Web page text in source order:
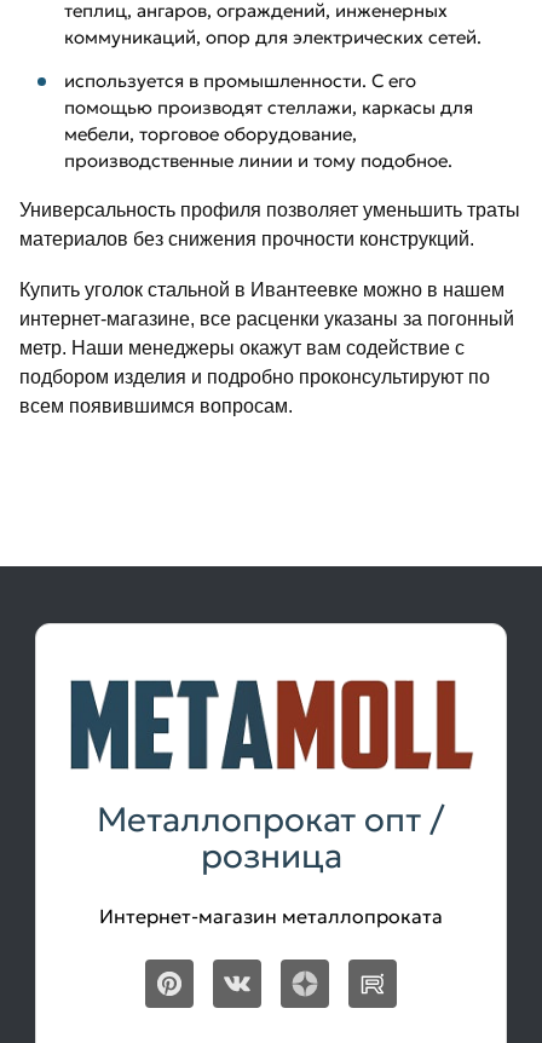
теплиц, ангаров, ограждений, инженерных
коммуникаций, опор для электрических сетей.
используется в промышленности. С его
помощью производят стеллажи, каркасы для
мебели, торговое оборудование,
производственные линии и тому подобное.
Универсальность профиля позволяет уменьшить траты
материалов без снижения прочности конструкций.
Купить уголок стальной в Ивантеевке можно в нашем
интернет-магазине, все расценки указаны за погонный
метр. Наши менеджеры окажут вам содействие с
подбором изделия и подробно проконсультируют по
всем появившимся вопросам.
Металлопрокат опт /
розница
Интернет-магазин металлопроката